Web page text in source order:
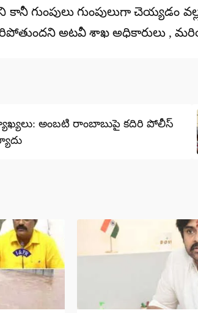
గుంపులు గుంపులుగా చెయ్యడం
అటవీ శాఖ అధికారులు ,
అంబటి రాంబాబుపై కదిరి పోలీస్